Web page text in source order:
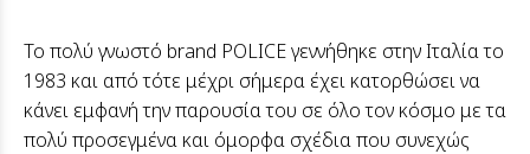
Το πολύ γνωστό brand POLICE γεννήθηκε στην Ιταλία το
1983 και από τότε μέχρι σήμερα έχει κατορθώσει να
κάνει εμφανή την παρουσία του σε όλο τον κόσμο με τα
πολύ προσεγμένα και όμορφα σχέδια που συνεχώς